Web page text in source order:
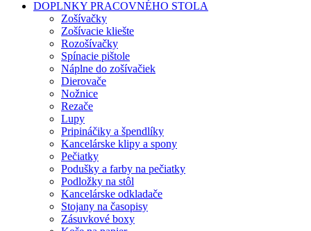
DOPLNKY PRACOVNÉHO STOLA
Zošívačky
Zošívacie kliešte
Rozošívačky
Spínacie pištole
Náplne do zošívačiek
Dierovače
Nožnice
Rezače
Lupy
Pripináčiky a špendlíky
Kancelárske klipy a spony
Pečiatky
Podušky a farby na pečiatky
Podložky na stôl
Kancelárske odkladače
Stojany na časopisy
Zásuvkové boxy